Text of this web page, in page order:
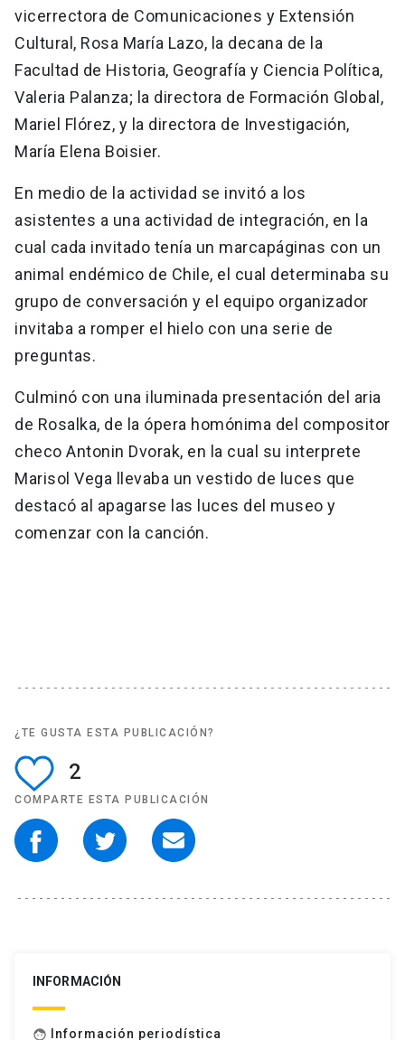
vicerrectora de Comunicaciones y Extensión
Cultural, Rosa María Lazo, la decana de la
Facultad de Historia, Geografía y Ciencia Política,
Valeria Palanza; la directora de Formación Global,
Mariel Flórez, y la directora de Investigación,
María Elena Boisier.
En medio de la actividad se invitó a los
asistentes a una actividad de integración, en la
cual cada invitado tenía un marcapáginas con un
animal endémico de Chile, el cual determinaba su
grupo de conversación y el equipo organizador
invitaba a romper el hielo con una serie de
preguntas.
Culminó con una iluminada presentación del aria
de Rosalka, de la ópera homónima del compositor
checo Antonin Dvorak, en la cual su interprete
Marisol Vega llevaba un vestido de luces que
destacó al apagarse las luces del museo y
comenzar con la canción.
¿TE GUSTA ESTA PUBLICACIÓN?
2
COMPARTE ESTA PUBLICACIÓN
INFORMACIÓN
face Información periodística